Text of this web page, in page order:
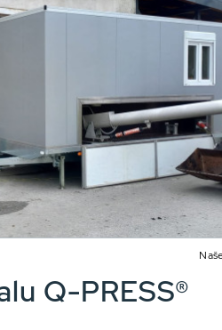
Q-PRESS®